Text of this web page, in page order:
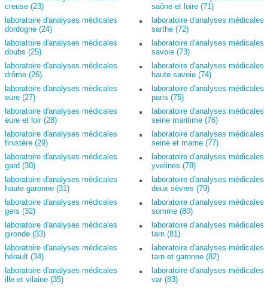
creuse (23)
laboratoire d'analyses médicales
dordogne (24)
laboratoire d'analyses médicales
doubs (25)
laboratoire d'analyses médicales
drôme (26)
laboratoire d'analyses médicales
eure (27)
laboratoire d'analyses médicales
eure et loir (28)
laboratoire d'analyses médicales
finistère (29)
laboratoire d'analyses médicales
gard (30)
laboratoire d'analyses médicales
haute garonne (31)
laboratoire d'analyses médicales
gers (32)
laboratoire d'analyses médicales
gironde (33)
laboratoire d'analyses médicales
hérault (34)
laboratoire d'analyses médicales
ille et vilaine (35)
saône et loire (71)
laboratoire d'analyses médicales
sarthe (72)
laboratoire d'analyses médicales
savoie (73)
laboratoire d'analyses médicales
haute savoie (74)
laboratoire d'analyses médicales
paris (75)
laboratoire d'analyses médicales
seine maritime (76)
laboratoire d'analyses médicales
seine et marne (77)
laboratoire d'analyses médicales
yvelines (78)
laboratoire d'analyses médicales
deux sèvres (79)
laboratoire d'analyses médicales
somme (80)
laboratoire d'analyses médicales
tarn (81)
laboratoire d'analyses médicales
tarn et garonne (82)
laboratoire d'analyses médicales
var (83)